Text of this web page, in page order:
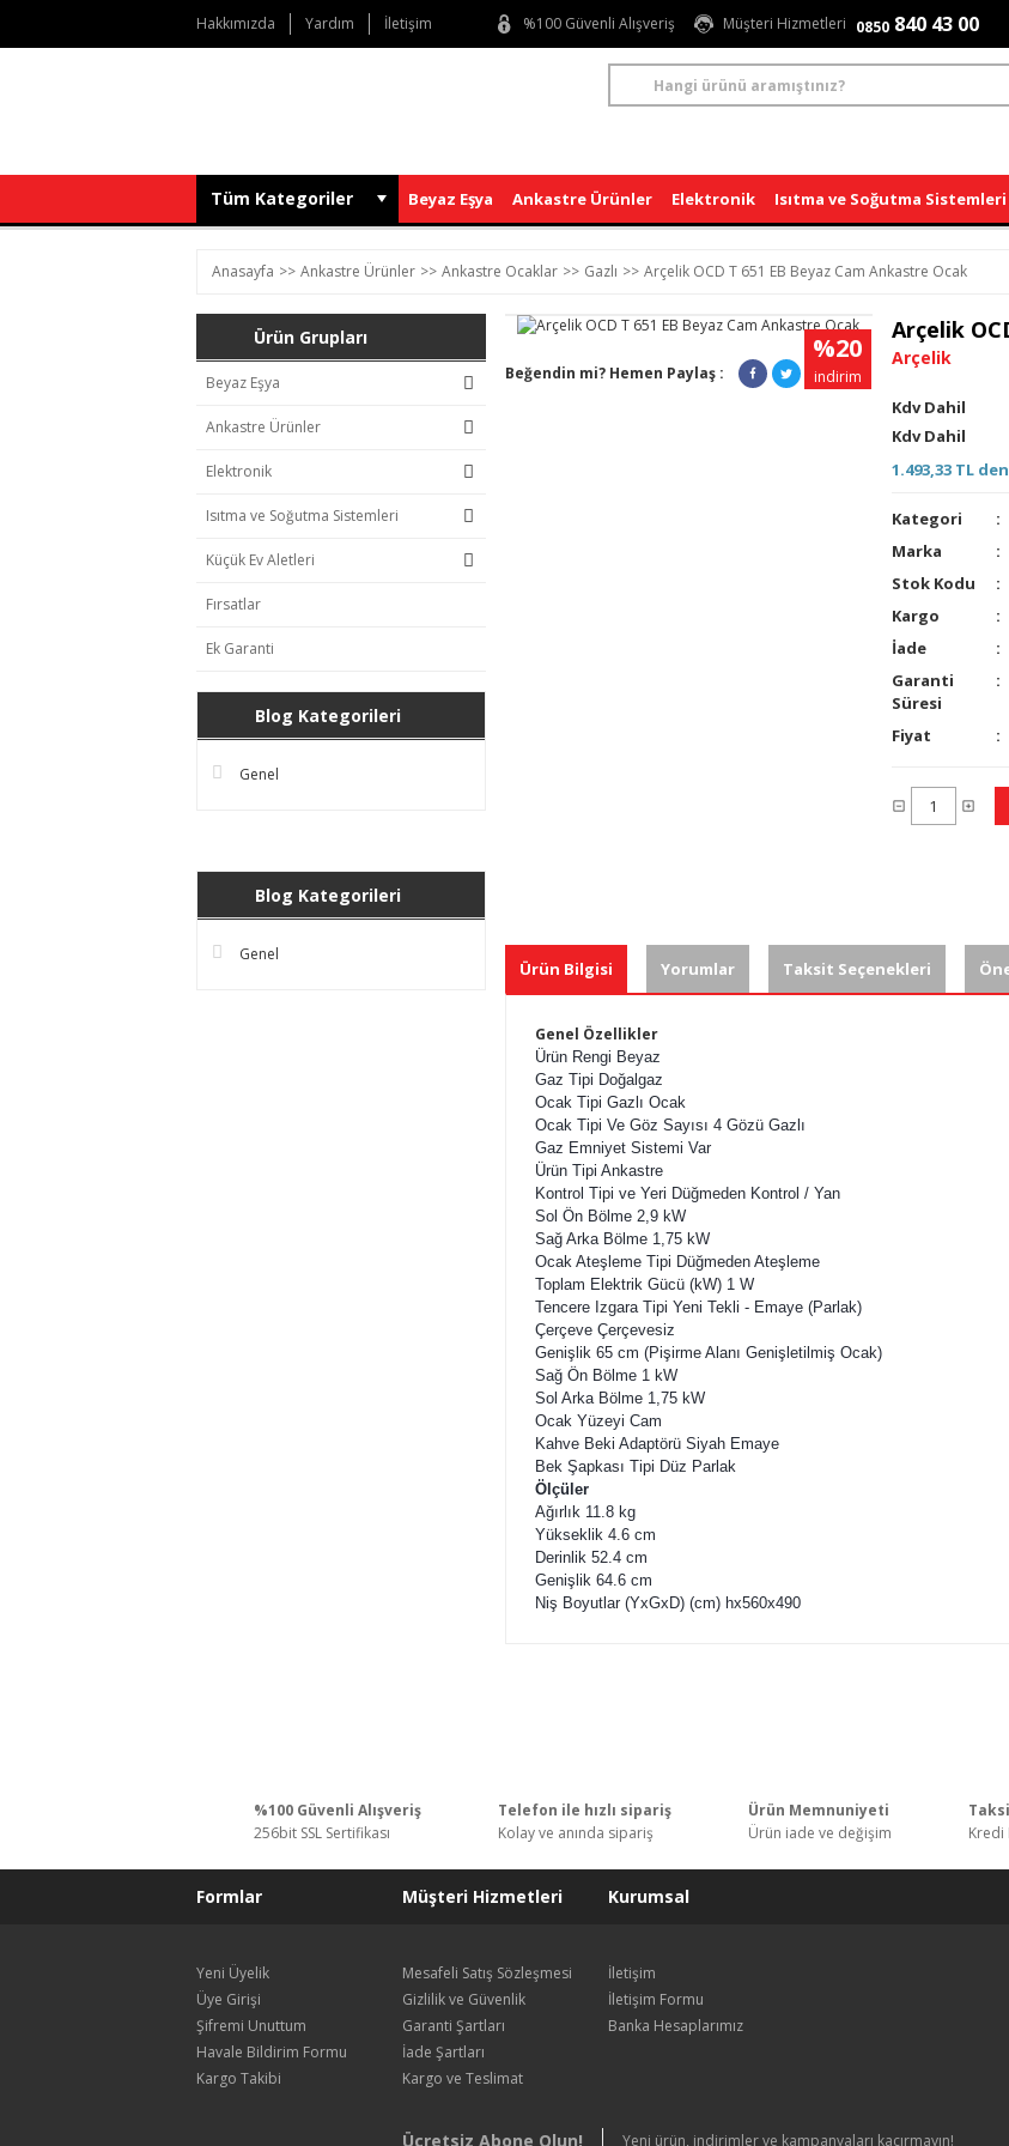
Hakkımızda Yardım İletişim %100 Güvenli Alışveriş Müşteri Hizmetleri 0850 840 43 00
Tüm Kategoriler Beyaz Eşya Ankastre Ürünler Elektronik Isıtma ve Soğutma Sistemleri
Anasayfa Ankastre Ürünler Ankastre Ocaklar Gazlı Arçelik OCD T 651 EB Beyaz Cam Ankastre Ocak
Ürün Grupları
Beyaz Eşya
Ankastre Ürünler
Elektronik
Isıtma ve Soğutma Sistemleri
Küçük Ev Aletleri
Fırsatlar
Ek Garanti
Blog Kategorileri
Genel
Blog Kategorileri
Genel
%20
indirim
Beğendin mi? Hemen Paylaş :
Arçelik
Arçelik
Kdv Dahil
Kdv Dahil
1.493,33 TL
Kategori
Marka
Stok Kodu
Kargo
İade
Garanti
Süresi
Fiyat
Ürün Bilgisi Yorumlar Taksit Seçenekleri
Genel Özellikler
Ürün Rengi Beyaz
Gaz Tipi Doğalgaz
Ocak Tipi Gazlı Ocak
Ocak Tipi Ve Göz Sayısı 4 Gözü Gazlı
Gaz Emniyet Sistemi Var
Ürün Tipi Ankastre
Kontrol Tipi ve Yeri Düğmeden Kontrol / Yan
Sol Ön Bölme 2,9 kW
Sağ Arka Bölme 1,75 kW
Ocak Ateşleme Tipi Düğmeden Ateşleme
Toplam Elektrik Gücü (kW) 1 W
Tencere Izgara Tipi Yeni Tekli - Emaye (Parlak)
Çerçeve Çerçevesiz
Genişlik 65 cm (Pişirme Alanı Genişletilmiş Ocak)
Sağ Ön Bölme 1 kW
Sol Arka Bölme 1,75 kW
Ocak Yüzeyi Cam
Kahve Beki Adaptörü Siyah Emaye
Bek Şapkası Tipi Düz Parlak
Ölçüler
Ağırlık 11.8 kg
Yükseklik 4.6 cm
Derinlik 52.4 cm
Genişlik 64.6 cm
Niş Boyutlar (YxGxD) (cm) hx560x490
Yorum Yaz
Ürün açıklamasında eksik bilgiler bulunuyor.
Ürün fiyatı diğer sitelerden daha pahalı.
%100 Güvenli Alışveriş
256bit SSL Sertifikası
Telefon ile hızlı sipariş
Kolay ve anında sipariş
Ürün Memnuniyeti
Ürün iade ve değişim
Kredi
Formlar
Yeni Üyelik
Üye Girişi
Şifremi Unuttum
Havale Bildirim Formu
Kargo Takibi
Müşteri Hizmetleri
Mesafeli Satış Sözleşmesi
Gizlilik ve Güvenlik
Garanti Şartları
İade Şartları
Kargo ve Teslimat
Kurumsal
İletişim
İletişim Formu
Banka Hesaplarımız
Ücretsiz Abone Olun! Yeni ürün, indirimler ve kampanyaları kaçırmayın!